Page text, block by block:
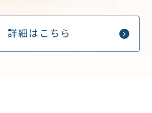
詳細はこちら